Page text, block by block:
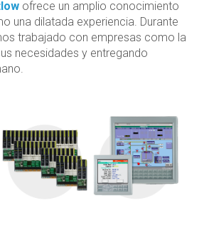
ofrece un amplio conocimiento
una dilatada experiencia. Durante
trabajado con empresas como la
necesidades y entregando